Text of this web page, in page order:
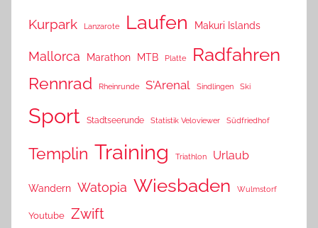
Kurpark Lanzarote Laufen Makuri Islands
Mallorca Marathon MTB Platte Radfahren
Rennrad Rheinrunde S'Arenal Sindlingen Ski
Sport Stadtseerunde Statistik Veloviewer Südfriedhof
Templin Training Triathlon Urlaub
Wandern Watopia Wiesbaden Wulmstorf
Youtube Zwift